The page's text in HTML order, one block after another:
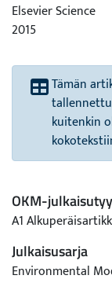
Elsevier Science
2015
Tämän
tallennettu
kuitenkin
OKM-
A1
Julkaisusarja
Environmental